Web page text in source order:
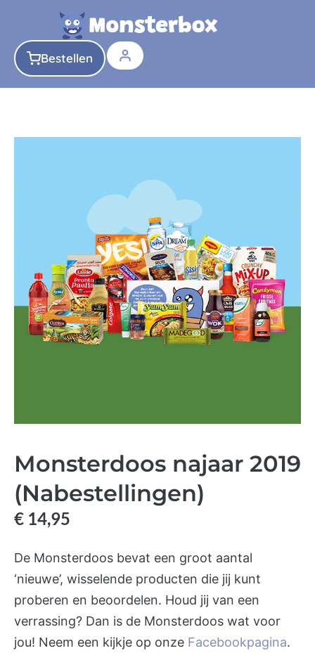
Bestellen
Monsterdoos najaar 2019
(Nabestellingen)
€ 14,95
De Monsterdoos bevat een groot aantal
‘nieuwe’, wisselende producten die jij kunt
proberen en beoordelen. Houd jij van een
verrassing? Dan is de Monsterdoos wat voor
jou! Neem een kijkje op onze Facebookpagina.